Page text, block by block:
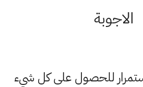
الاجوبة
للحصول على كل شيء